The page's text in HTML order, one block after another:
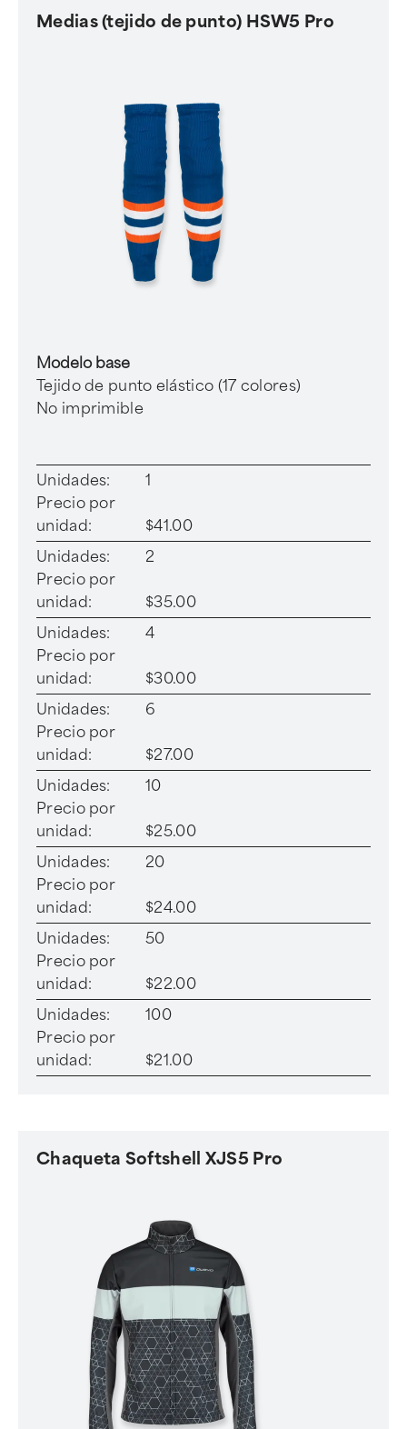
Medias (tejido de punto) HSW5 Pro
Modelo base
Tejido de punto elástico (17 colores)
No imprimible
Unidades:
1
Precio por
unidad:
$41.00
Unidades:
2
Precio por
unidad:
$35.00
Unidades:
4
Precio por
unidad:
$30.00
Unidades:
6
Precio por
unidad:
$27.00
Unidades:
10
Precio por
unidad:
$25.00
Unidades:
20
Precio por
unidad:
$24.00
Unidades:
50
Precio por
unidad:
$22.00
Unidades:
100
Precio por
unidad:
$21.00
Chaqueta Softshell XJS5 Pro